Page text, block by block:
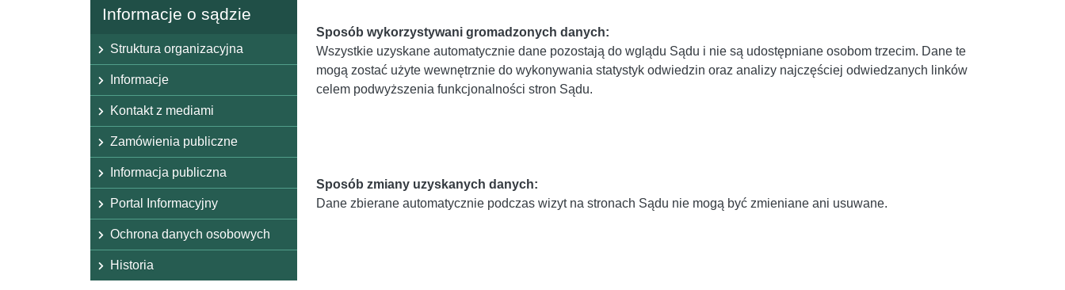
Sposób wykorzystywani gromadzonych danych:
Wszystkie uzyskane automatycznie dane pozostają do wglądu Sądu i nie są udostępniane osobom trzecim. Dane te
mogą zostać użyte wewnętrznie do wykonywania statystyk odwiedzin oraz analizy najczęściej odwiedzanych linków
celem podwyższenia funkcjonalności stron Sądu.
Sposób zmiany uzyskanych danych:
Dane zbierane automatycznie podczas wizyt na stronach Sądu nie mogą być zmieniane ani usuwane.
Informacje o sądzie
Struktura organizacyjna
Informacje
Kontakt z mediami
Zamówienia publiczne
Informacja publiczna
Portal Informacyjny
Ochrona danych osobowych
Historia